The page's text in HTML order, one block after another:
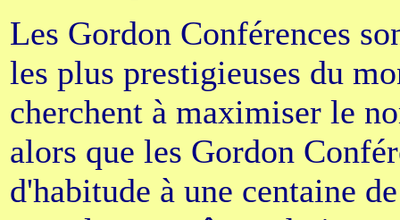
Les Gordon Conférences
les plus prestigieuses du
cherchent à maximiser le
alors que les Gordon
d'habitude à une centaine